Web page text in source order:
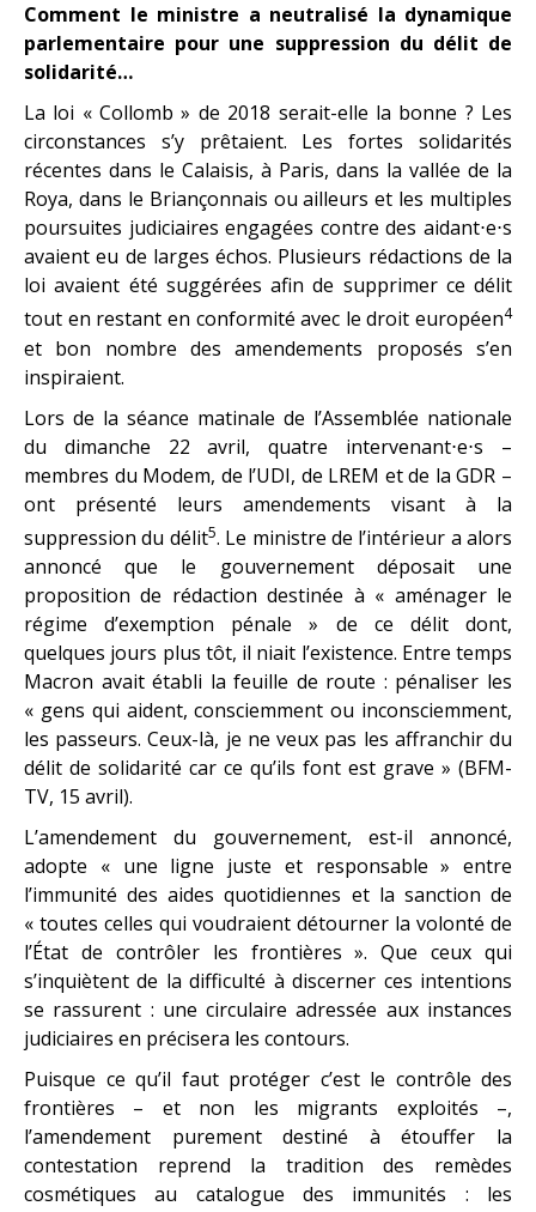
Comment le ministre a neutralisé la dynamique
parlementaire pour une suppression du délit de
solidarité…
La loi « Collomb » de 2018 serait-elle la bonne ? Les
circonstances s’y prêtaient. Les fortes solidarités
récentes dans le Calaisis, à Paris, dans la vallée de la
Roya, dans le Briançonnais ou ailleurs et les multiples
poursuites judiciaires engagées contre des aidant⋅e⋅s
avaient eu de larges échos. Plusieurs rédactions de la
loi avaient été suggérées afin de supprimer ce délit
tout en restant en conformité avec le droit européen4
et bon nombre des amendements proposés s’en
inspiraient.
Lors de la séance matinale de l’Assemblée nationale
du dimanche 22 avril, quatre intervenant⋅e⋅s –
membres du Modem, de l’UDI, de LREM et de la GDR –
ont présenté leurs amendements visant à la
suppression du délit5. Le ministre de l’intérieur a alors
annoncé que le gouvernement déposait une
proposition de rédaction destinée à « aménager le
régime d’exemption pénale » de ce délit dont,
quelques jours plus tôt, il niait l’existence. Entre temps
Macron avait établi la feuille de route : pénaliser les
« gens qui aident, consciemment ou inconsciemment,
les passeurs. Ceux-là, je ne veux pas les affranchir du
délit de solidarité car ce qu’ils font est grave » (BFM-
TV, 15 avril).
L’amendement du gouvernement, est-il annoncé,
adopte « une ligne juste et responsable » entre
l’immunité des aides quotidiennes et la sanction de
« toutes celles qui voudraient détourner la volonté de
l’État de contrôler les frontières ». Que ceux qui
s’inquiètent de la difficulté à discerner ces intentions
se rassurent : une circulaire adressée aux instances
judiciaires en précisera les contours.
Puisque ce qu’il faut protéger c’est le contrôle des
frontières – et non les migrants exploités –,
l’amendement purement destiné à étouffer la
contestation reprend la tradition des remèdes
cosmétiques au catalogue des immunités : les